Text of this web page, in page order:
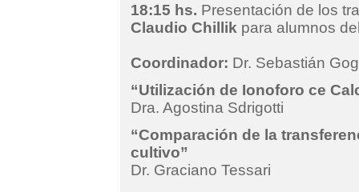
18:15 hs. Presentación de los
Claudio Chillik para alumnos
Coordinador: Dr. Sebastián
“Utilización de Ionoforo ce
Dra. Agostina Sdrigotti
“Comparación de la
cultivo”
Dr. Graciano Tessari